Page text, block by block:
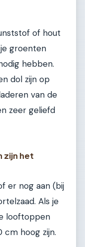
of hout
groenten
hebben.
dol zijn op
van de
zeer geliefd
zijn het
er nog aan (bij
Als je
looftoppen
cm hoog zijn.